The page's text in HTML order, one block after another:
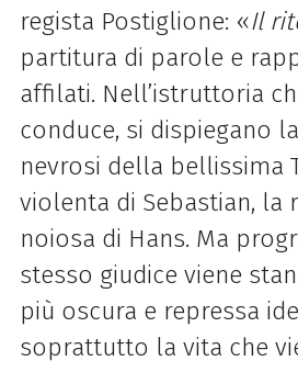
regista Postiglione: «Il
partitura di parole e
affilati. Nell’istruttoria
conduce, si dispiegano
nevrosi della bellissima
violenta di Sebastian, la
noiosa di Hans. Ma
stesso giudice viene
più oscura e repressa
soprattutto la vita che